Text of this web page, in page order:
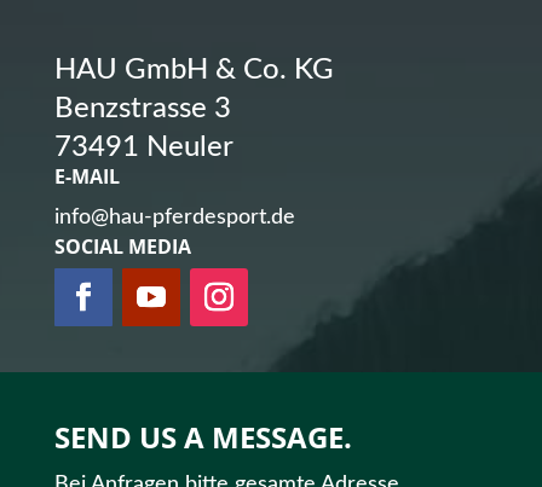
HAU GmbH & Co. KG
Benzstrasse 3
73491 Neuler
E-MAIL
info@hau-pferdesport.de
SOCIAL MEDIA
SEND US A MESSAGE.